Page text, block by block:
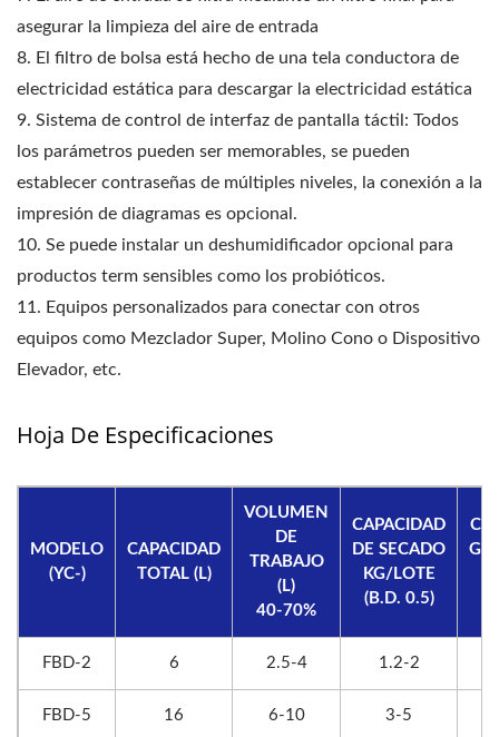
asegurar la limpieza del aire de entrada
8. El filtro de bolsa está hecho de una tela conductora de
electricidad estática para descargar la electricidad estática
9. Sistema de control de interfaz de pantalla táctil: Todos
los parámetros pueden ser memorables, se pueden
establecer contraseñas de múltiples niveles, la conexión a la
impresión de diagramas es opcional.
10. Se puede instalar un deshumidificador opcional para
productos term sensibles como los probióticos.
11. Equipos personalizados para conectar con otros
equipos como Mezclador Super, Molino Cono o Dispositivo
Elevador, etc.
Hoja De Especificaciones
MODELO
(YC-)
CAPACIDAD
TOTAL (L)
VOLUMEN
DE
TRABAJO
(L)
40-70%
CAPACIDAD
DE SECADO
KG/LOTE
(B.D. 0.5)
FBD-2 6 2.5-4 1.2-2
FBD-5 16 6-10 3-5